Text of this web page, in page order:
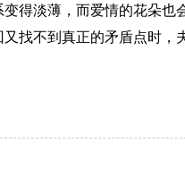
得淡薄，而爱情的花朵也
找不到真正的矛盾点时，